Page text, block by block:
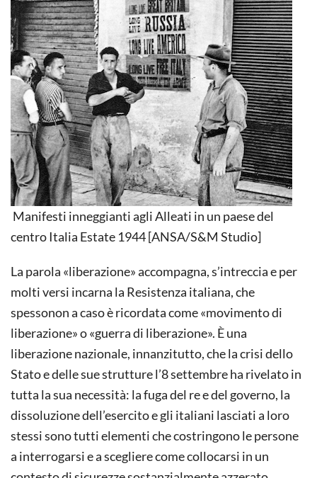
Manifesti inneggianti agli Alleati in un paese del
centro Italia Estate 1944 [ANSA/S&M Studio]
La parola «liberazione» accompagna, s’intreccia e per
molti versi incarna la Resistenza italiana, che
spessonon a caso è ricordata come «movimento di
liberazione» o «guerra di liberazione». È una
liberazione nazionale, innanzitutto, che la crisi dello
Stato e delle sue strutture l’8 settembre ha rivelato in
tutta la sua necessità: la fuga del re e del governo, la
dissoluzione dell’esercito e gli italiani lasciati a loro
stessi sono tutti elementi che costringono le persone
a interrogarsi e a scegliere come collocarsi in un